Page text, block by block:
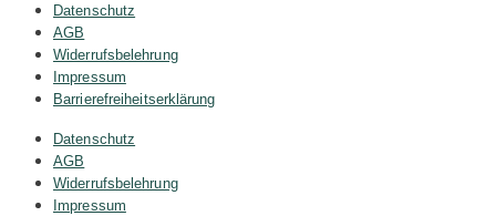
Datenschutz
AGB
Widerrufsbelehrung
Impressum
Barrierefreiheitserklärung
Datenschutz
AGB
Widerrufsbelehrung
Impressum